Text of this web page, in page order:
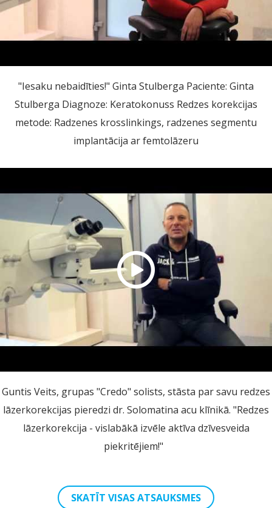
"Iesaku nebaidīties!" Ginta Stulberga Paciente: Ginta
Stulberga Diagnoze: Keratokonuss Redzes korekcijas
metode: Radzenes krosslinkings, radzenes segmentu
implantācija ar femtolāzeru
Guntis Veits, grupas "Credo" solists, stāsta par savu redzes
lāzerkorekcijas pieredzi dr. Solomatina acu klīnikā. "Redzes
lāzerkorekcija - vislabākā izvēle aktīva dzīvesveida
piekritējiem!"
SKATĪT VISAS ATSAUKSMES